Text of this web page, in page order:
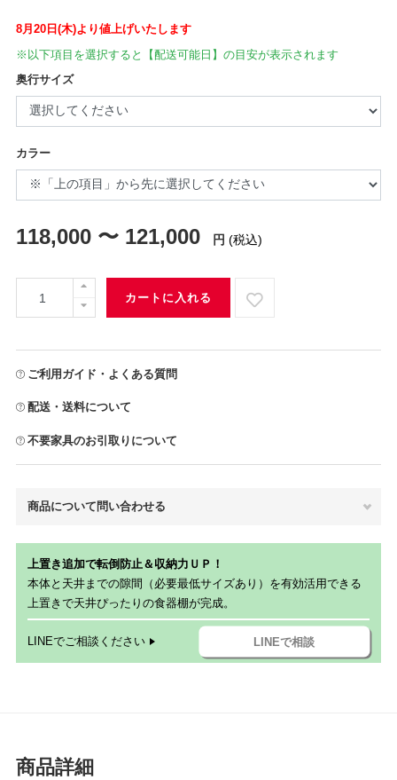
8月20日(木)より値上げいたします
※以下項目を選択すると【配送可能日】の目安が表示されます
奥行サイズ
カラー
118,000 〜 121,000 円 (税込)
カートに入れる
ご利用ガイド・よくある質問
配送・送料について
不要家具のお引取りについて
商品について問い合わせる
上置き追加で転倒防止＆収納力ＵＰ！
本体と天井までの隙間（必要最低サイズあり）を有効活用できる
上置きで天井ぴったりの食器棚が完成。
LINEでご相談ください LINEで相談
商品詳細